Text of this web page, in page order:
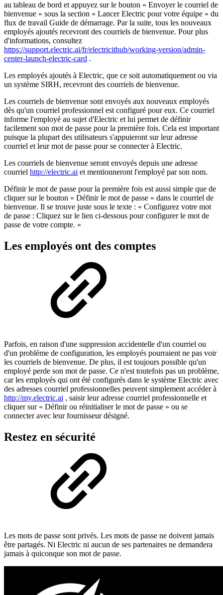
au tableau de bord et appuyez sur le bouton « Envoyer le courriel de
bienvenue » sous la section « Lancer Electric pour votre équipe » du
flux de travail Guide de démarrage. Par la suite, tous les nouveaux
employés ajoutés recevront des courriels de bienvenue. Pour plus
d'informations, consultez
https://support.electric.ai/fr/electricithub/working-version/admin-
center-launch-electric-card .
Les employés ajoutés à Electric, que ce soit automatiquement ou via
un système SIRH, recevront des courriels de bienvenue.
Les courriels de bienvenue sont envoyés aux nouveaux employés
dès qu'un courriel professionnel est configuré pour eux. Ce courriel
informe l'employé au sujet d'Electric et lui permet de définir
facilement son mot de passe pour la première fois. Cela est important
puisque la plupart des utilisateurs s'appuieront sur leur adresse
courriel et leur mot de passe pour se connecter à Electric.
Les courriels de bienvenue seront envoyés depuis une adresse
courriel http://electric.ai et mentionneront l'employé par son nom.
Définir le mot de passe pour la première fois est aussi simple que de
cliquer sur le bouton « Définir le mot de passe » dans le courriel de
bienvenue. Il se trouve juste sous le texte : « Configurez votre mot
de passe : Cliquez sur le lien ci-dessous pour configurer le mot de
passe de votre compte. »
Les employés ont des comptes
Parfois, en raison d'une suppression accidentelle d'un courriel ou
d'un problème de configuration, les employés pourraient ne pas voir
les courriels de bienvenue. De plus, il est toujours possible qu'un
employé perde son mot de passe. Ce n'est toutefois pas un problème,
car les employés qui ont été configurés dans le système Electric avec
des adresses courriel professionnelles peuvent simplement accéder à
http://my.electric.ai , saisir leur adresse courriel professionnelle et
cliquer sur « Définir ou réinitialiser le mot de passe » ou se
connecter avec leur fournisseur désigné.
Restez en sécurité
Les mots de passe sont privés. Les mots de passe ne doivent jamais
être partagés. Ni Electric ni aucun de ses partenaires ne demandera
jamais à quiconque son mot de passe.